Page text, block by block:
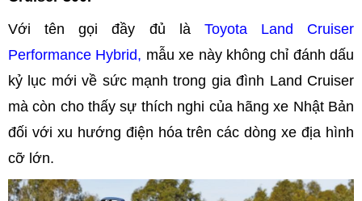
Với tên gọi đầy đủ là Toyota Land Cruiser
Performance Hybrid, mẫu xe này không chỉ đánh dấu
kỷ lục mới về sức mạnh trong gia đình Land Cruiser
mà còn cho thấy sự thích nghi của hãng xe Nhật Bản
đối với xu hướng điện hóa trên các dòng xe địa hình
cỡ lớn.